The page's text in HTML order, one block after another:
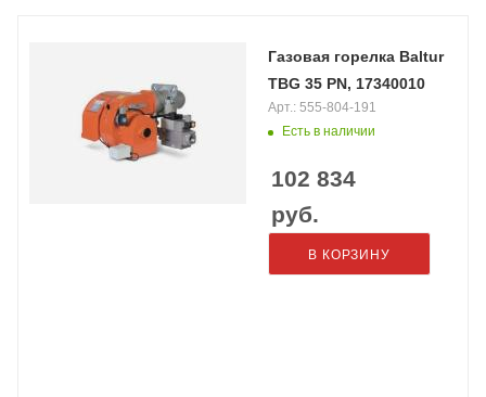
Газовая горелка Baltur
TBG 35 PN, 17340010
Есть в наличии
Арт.: 555-804-191
102 834
руб.
В КОРЗИНУ